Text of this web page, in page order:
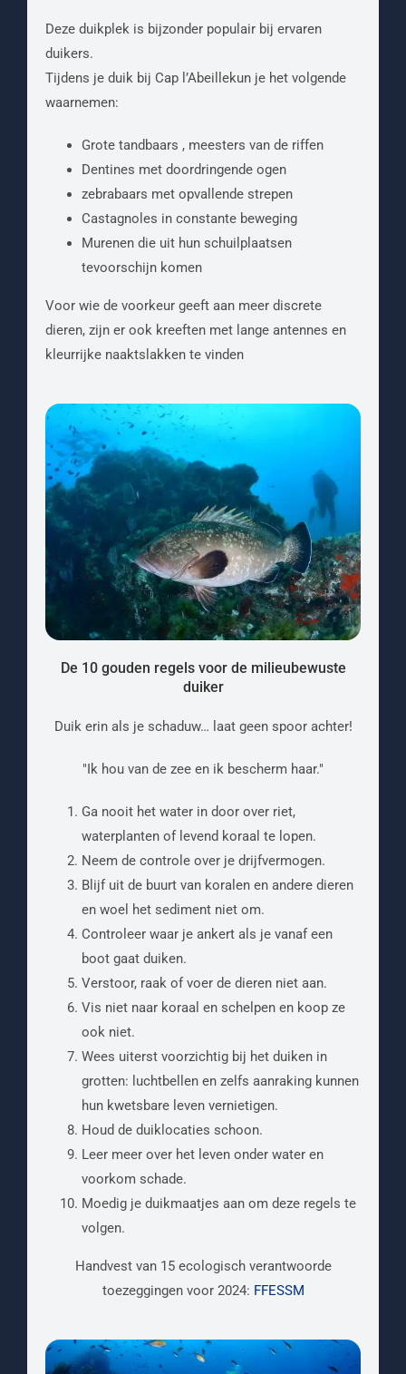
Deze duikplek is bijzonder populair bij ervaren
duikers.
Tijdens je duik bij Cap l’Abeillekun je het volgende
waarnemen:
Grote tandbaars , meesters van de riffen
Dentines met doordringende ogen
zebrabaars met opvallende strepen
Castagnoles in constante beweging
Murenen die uit hun schuilplaatsen
tevoorschijn komen
Voor wie de voorkeur geeft aan meer discrete
dieren, zijn er ook kreeften met lange antennes en
kleurrijke naaktslakken te vinden
De 10 gouden regels voor de milieubewuste
duiker
Duik erin als je schaduw… laat geen spoor achter!
"Ik hou van de zee en ik bescherm haar."
Ga nooit het water in door over riet,
waterplanten of levend koraal te lopen.
Neem de controle over je drijfvermogen.
Blijf uit de buurt van koralen en andere dieren
en woel het sediment niet om.
Controleer waar je ankert als je vanaf een
boot gaat duiken.
Verstoor, raak of voer de dieren niet aan.
Vis niet naar koraal en schelpen en koop ze
ook niet.
Wees uiterst voorzichtig bij het duiken in
grotten: luchtbellen en zelfs aanraking kunnen
hun kwetsbare leven vernietigen.
Houd de duiklocaties schoon.
Leer meer over het leven onder water en
voorkom schade.
Moedig je duikmaatjes aan om deze regels te
volgen.
Handvest van 15 ecologisch verantwoorde
toezeggingen voor 2024: FFESSM